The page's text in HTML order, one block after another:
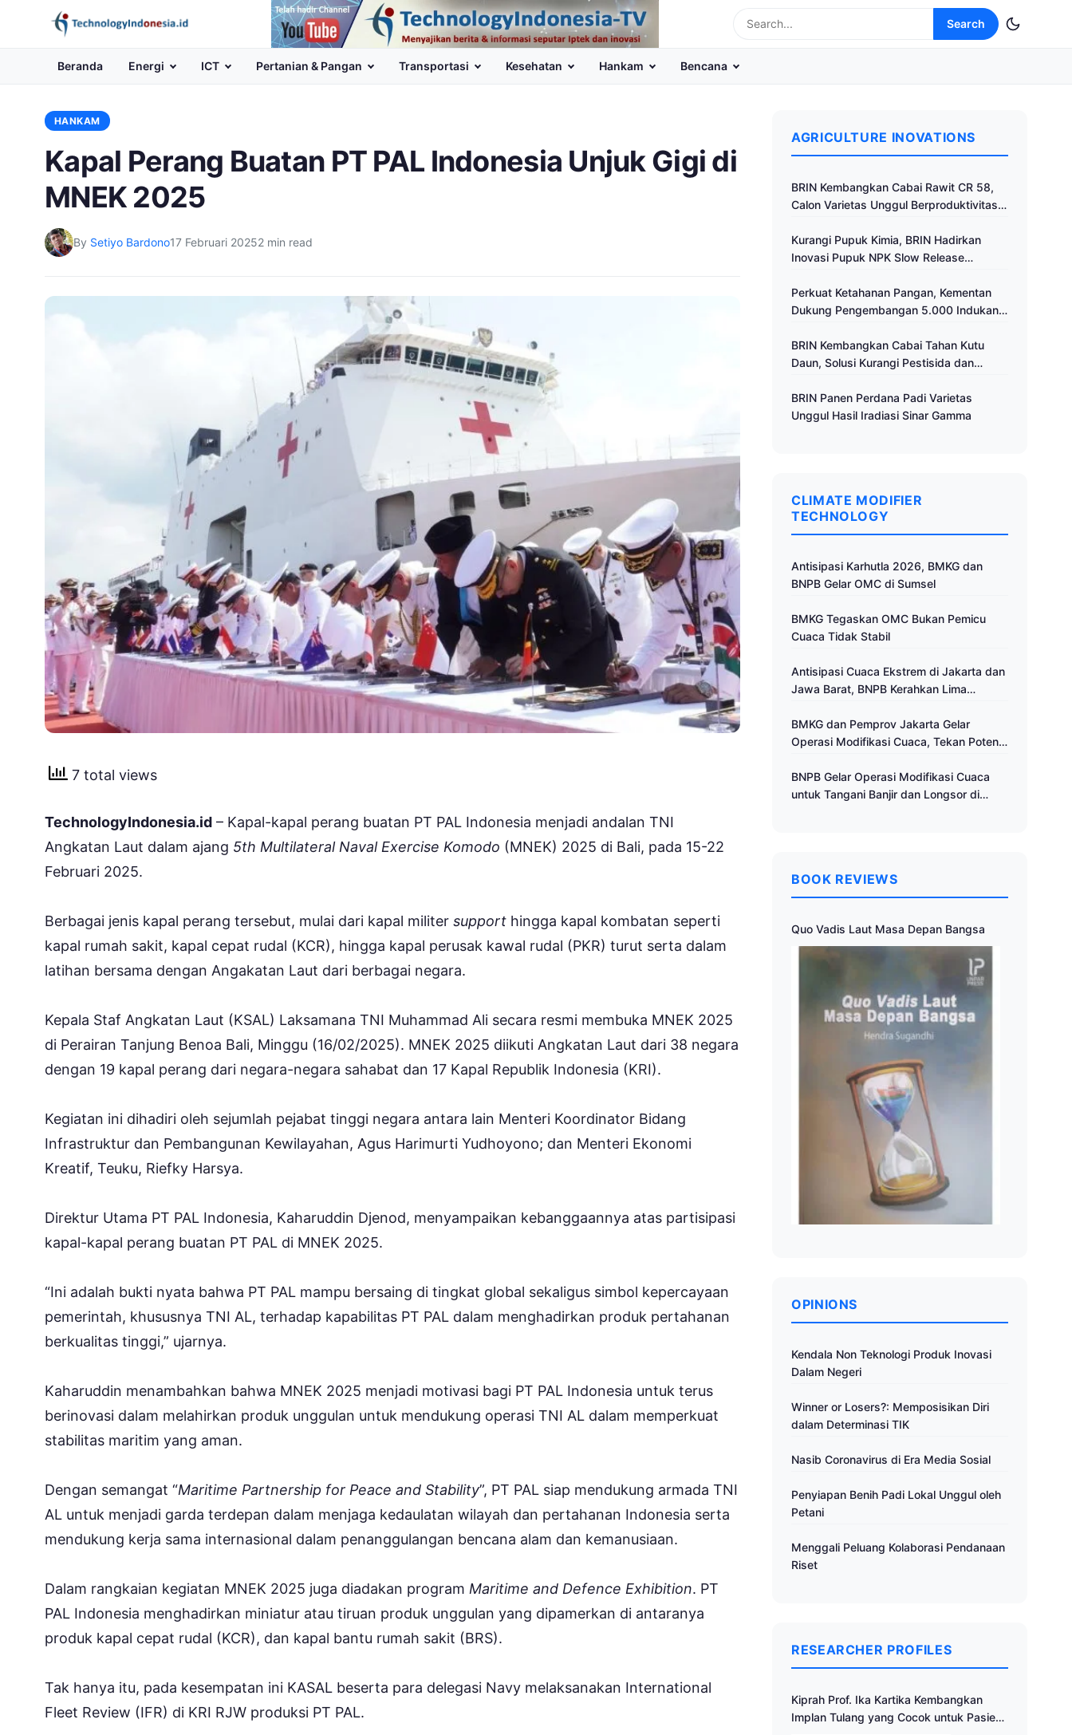
Channel
Youtube
Search
Beranda Energi ICT Pertanian & Pangan Transportasi Kesehatan Hankam Bencana
HANKAM
Kapal Perang Buatan PT PAL Indonesia Unjuk Gigi di
MNEK 2025
By Setiyo Bardono17 Februari 20252 min read
7 total views
TechnologyIndonesia.id – Kapal-kapal perang buatan PT PAL Indonesia menjadi andalan TNI
Angkatan Laut dalam ajang 5th Multilateral Naval Exercise Komodo (MNEK) 2025 di Bali, pada 15-22
Februari 2025.
Berbagai jenis kapal perang tersebut, mulai dari kapal militer support hingga kapal kombatan seperti
kapal rumah sakit, kapal cepat rudal (KCR), hingga kapal perusak kawal rudal (PKR) turut serta dalam
latihan bersama dengan Angakatan Laut dari berbagai negara.
Kepala Staf Angkatan Laut (KSAL) Laksamana TNI Muhammad Ali secara resmi membuka MNEK 2025
di Perairan Tanjung Benoa Bali, Minggu (16/02/2025). MNEK 2025 diikuti Angkatan Laut dari 38 negara
dengan 19 kapal perang dari negara-negara sahabat dan 17 Kapal Republik Indonesia (KRI).
Kegiatan ini dihadiri oleh sejumlah pejabat tinggi negara antara lain Menteri Koordinator Bidang
Infrastruktur dan Pembangunan Kewilayahan, Agus Harimurti Yudhoyono; dan Menteri Ekonomi
Kreatif, Teuku, Riefky Harsya.
Direktur Utama PT PAL Indonesia, Kaharuddin Djenod, menyampaikan kebanggaannya atas partisipasi
kapal-kapal perang buatan PT PAL di MNEK 2025.
“Ini adalah bukti nyata bahwa PT PAL mampu bersaing di tingkat global sekaligus simbol kepercayaan
pemerintah, khususnya TNI AL, terhadap kapabilitas PT PAL dalam menghadirkan produk pertahanan
berkualitas tinggi,” ujarnya.
Kaharuddin menambahkan bahwa MNEK 2025 menjadi motivasi bagi PT PAL Indonesia untuk terus
berinovasi dalam melahirkan produk unggulan untuk mendukung operasi TNI AL dalam memperkuat
stabilitas maritim yang aman.
Dengan semangat “Maritime Partnership for Peace and Stability”, PT PAL siap mendukung armada TNI
AL untuk menjadi garda terdepan dalam menjaga kedaulatan wilayah dan pertahanan Indonesia serta
mendukung kerja sama internasional dalam penanggulangan bencana alam dan kemanusiaan.
Dalam rangkaian kegiatan MNEK 2025 juga diadakan program Maritime and Defence Exhibition. PT
PAL Indonesia menghadirkan miniatur atau tiruan produk unggulan yang dipamerkan di antaranya
produk kapal cepat rudal (KCR), dan kapal bantu rumah sakit (BRS).
Tak hanya itu, pada kesempatan ini KASAL beserta para delegasi Navy melaksanakan International
Fleet Review (IFR) di KRI RJW produksi PT PAL.
AGRICULTURE INOVATIONS
BRIN Kembangkan Cabai Rawit CR 58,
Calon Varietas Unggul Berproduktivitas
Kurangi Pupuk Kimia, BRIN Hadirkan
Inovasi Pupuk NPK Slow Release
Perkuat Ketahanan Pangan, Kementan
Dukung Pengembangan 5.000 Indukan
BRIN Kembangkan Cabai Tahan Kutu
Daun, Solusi Kurangi Pestisida dan
BRIN Panen Perdana Padi Varietas
Unggul Hasil Iradiasi Sinar Gamma
CLIMATE MODIFIER
TECHNOLOGY
Antisipasi Karhutla 2026, BMKG dan
BNPB Gelar OMC di Sumsel
BMKG Tegaskan OMC Bukan Pemicu
Cuaca Tidak Stabil
Antisipasi Cuaca Ekstrem di Jakarta dan
Jawa Barat, BNPB Kerahkan Lima
Cuaca
BMKG dan Pemprov Jakarta Gelar
Operasi Modifikasi Cuaca, Tekan Potensi
BNPB Gelar Operasi Modifikasi Cuaca
untuk Tangani Banjir dan Longsor di
BOOK REVIEWS
Quo Vadis Laut Masa Depan Bangsa
OPINIONS
Kendala Non Teknologi Produk Inovasi
Dalam Negeri
Winner or Losers?: Memposisikan Diri
dalam Determinasi TIK
Nasib Coronavirus di Era Media Sosial
Penyiapan Benih Padi Lokal Unggul oleh
Petani
Menggali Peluang Kolaborasi Pendanaan
Riset
RESEARCHER PROFILES
Kiprah Prof. Ika Kartika Kembangkan
Implan Tulang yang Cocok untuk Pasien